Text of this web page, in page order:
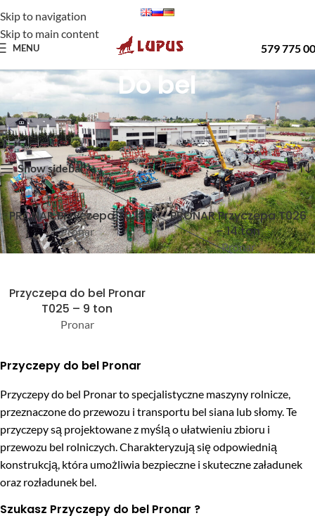
Skip to navigation
Skip to main content
MENU 579 775
Do bel
Strona główna Oferta Do bel
Wyświetlanie wszystkich wyników: 3
Show sidebar
PRONAR Przyczepa T023
Pronar
PRONAR Przyczepa T026
– 14 ton
Pronar
Przyczepa do bel Pronar
T025 – 9 ton
Pronar
Przyczepy do bel Pronar
Przyczepy do bel Pronar to specjalistyczne maszyny rolnicze,
przeznaczone do przewozu i transportu bel siana lub słomy. Te
przyczepy są projektowane z myślą o ułatwieniu zbioru i
przewozu bel rolniczych. Charakteryzują się odpowiednią
konstrukcją, która umożliwia bezpieczne i skuteczne załadunek
oraz rozładunek bel.
Szukasz Przyczepy do bel Pronar ?